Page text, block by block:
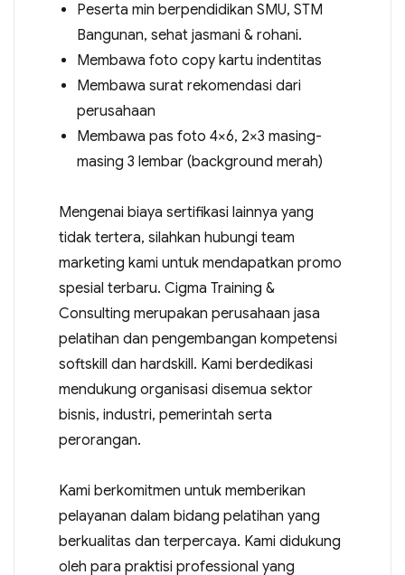
Peserta min berpendidikan SMU, STM
Bangunan, sehat jasmani & rohani.
Membawa foto copy kartu indentitas
Membawa surat rekomendasi dari
perusahaan
Membawa pas foto 4×6, 2×3 masing-
masing 3 lembar (background merah)
Mengenai biaya sertifikasi lainnya yang
tidak tertera, silahkan hubungi team
marketing kami untuk mendapatkan promo
spesial terbaru. Cigma Training &
Consulting merupakan perusahaan jasa
pelatihan dan pengembangan kompetensi
softskill dan hardskill. Kami berdedikasi
mendukung organisasi disemua sektor
bisnis, industri, pemerintah serta
perorangan.
Kami berkomitmen untuk memberikan
pelayanan dalam bidang pelatihan yang
berkualitas dan terpercaya. Kami didukung
oleh para praktisi professional yang